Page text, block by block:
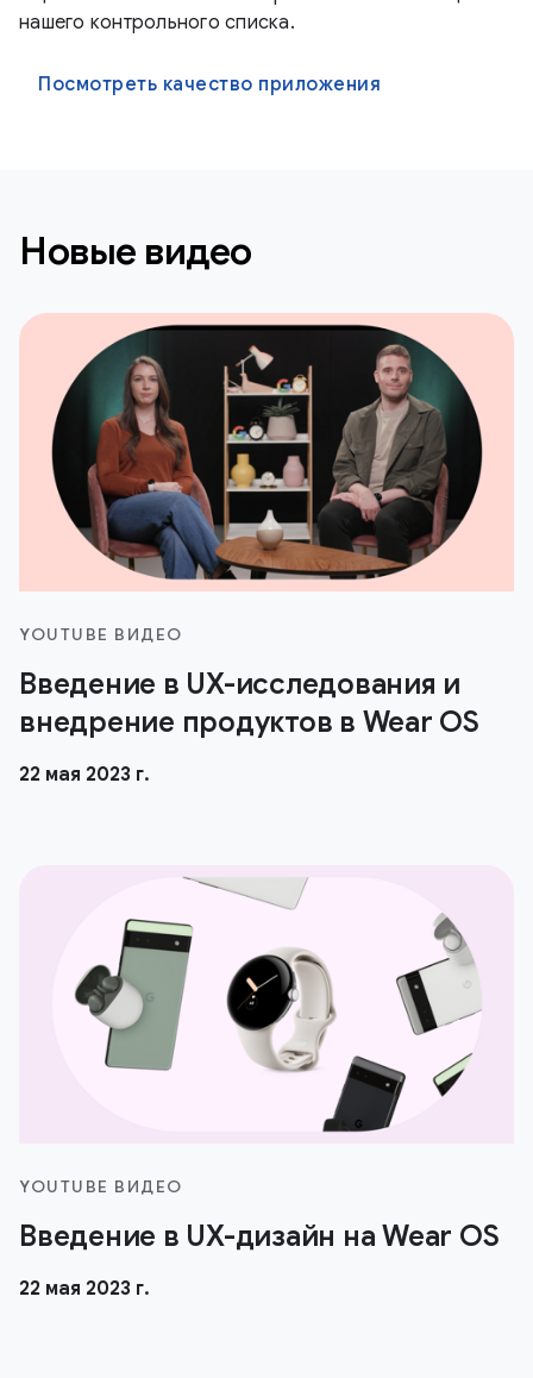
нашего контрольного списка.
Посмотреть качество приложения
Новые видео
YOUTUBE ВИДЕО
Введение в UX-исследования и
внедрение продуктов в Wear OS
22 мая 2023 г.
YOUTUBE ВИДЕО
Введение в UX-дизайн на Wear OS
22 мая 2023 г.